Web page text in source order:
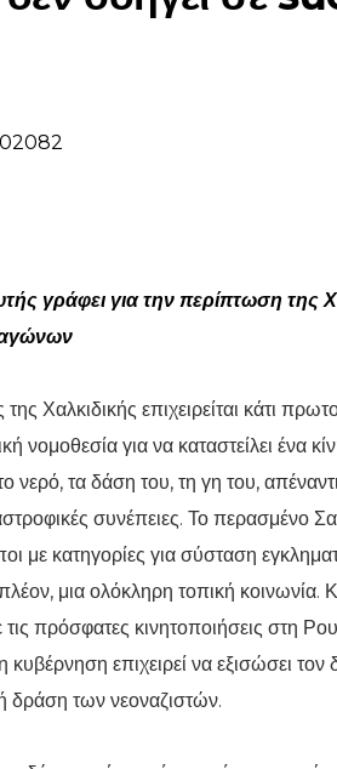
γράφει για την περίπτωση της
αγώνων
Χαλκιδικής επιχειρείται κάτι
νομοθεσία για να καταστείλει ένα
νερό, τα δάση του, τη γη του,
συνέπειες. Το περασμένο
με κατηγορίες για σύσταση
μια ολόκληρη τοπική
πρόσφατες κινητοποιήσεις στη
επιχειρεί να εξισώσει τον
δράση των νεοναζιστών.